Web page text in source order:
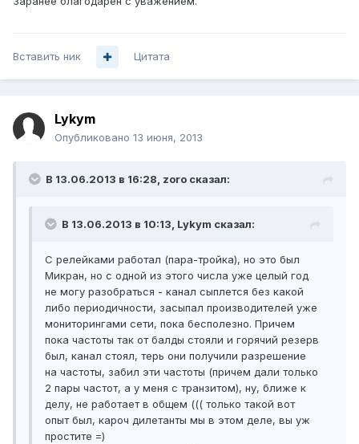
Вставить ник Цитата
Lykym
Опубликовано 13 июня, 2013
В 13.06.2013 в 16:28, zoro сказал:
В 13.06.2013 в 10:13, Lykym сказал:
С релейками работал (пара-тройка), но это был
Микран, но с одной из этого числа уже целый год
не могу разобраться - канал сыплется без какой
либо периодичности, засыпал производителей уже
мониторингами сети, пока бесполезно. Причем
пока частоты так от балды стояли и горячий резерв
был, канал стоял, терь они получили разрешение
на частоты, забил эти частоты (причем дали только
2 пары частот, а у меня с транзитом), ну, ближе к
делу, не работает в общем ((( только такой вот
опыт был, кароч дилетанты мы в этом деле, вы уж
простите =)